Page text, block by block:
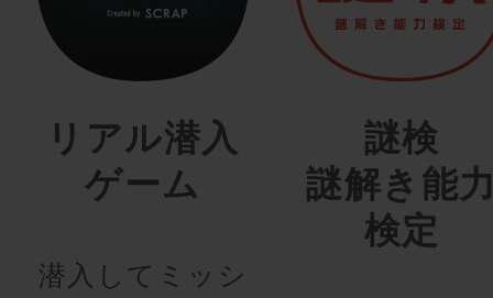
リアル潜入
ゲーム
潜入してミッシ
謎検
謎解き能
検定